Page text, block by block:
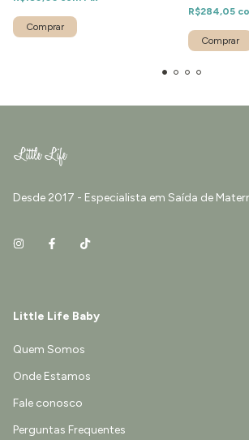
Comprar
R$284,05
Comprar
Desde 2017 - Especialista em Saída de
Little Life Baby
Quem Somos
Onde Estamos
Fale conosco
Perguntas Frequentes